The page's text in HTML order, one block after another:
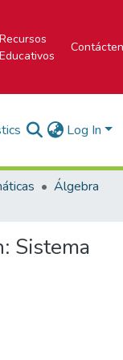
Recursos
Educativos
Log In
Álgebra
Sistema